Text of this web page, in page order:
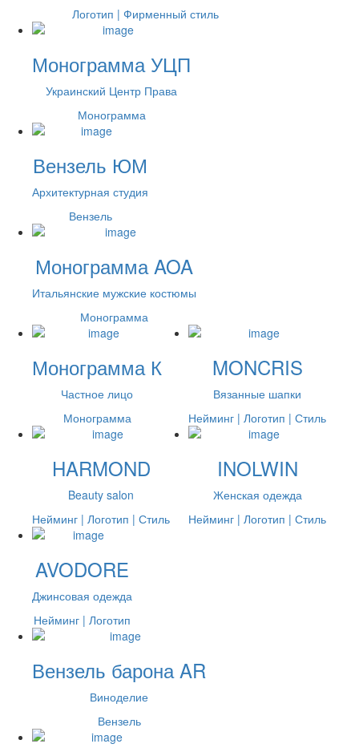
Логотип | Фирменный стиль
Монограмма УЦП
Украинский Центр Права
Монограмма
Вензель ЮМ
Архитектурная студия
Вензель
Монограмма AOA
Итальянские мужские костюмы
Монограмма
Монограмма К
Частное лицо
Монограмма
MONCRIS
Вязанные шапки
Нейминг | Логотип | Стиль
HARMOND
Beauty salon
Нейминг | Логотип | Стиль
INOLWIN
Женская одежда
Нейминг | Логотип | Стиль
AVODORE
Джинсовая одежда
Нейминг | Логотип
Вензель барона AR
Виноделие
Вензель